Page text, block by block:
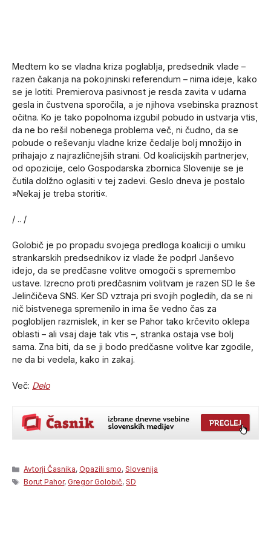
Medtem ko se vladna kriza poglablja, predsednik vlade –
razen čakanja na pokojninski referendum – nima ideje, kako
se je lotiti. Premierova pasivnost je resda zavita v udarna
gesla in čustvena sporočila, a je njihova vsebinska praznost
očitna. Ko je tako popolnoma izgubil pobudo in ustvarja vtis,
da ne bo rešil nobenega problema več, ni čudno, da se
pobude o reševanju vladne krize čedalje bolj množijo in
prihajajo z najrazličnejših strani. Od koalicijskih partnerjev,
od opozicije, celo Gospodarska zbornica Slovenije se je
čutila dolžno oglasiti v tej zadevi. Geslo dneva je postalo
»Nekaj je treba storiti«.
/ .. /
Golobič je po propadu svojega predloga koaliciji o umiku
strankarskih predsednikov iz vlade že podprl Janševo
idejo, da se predčasne volitve omogoči s spremembo
ustave. Izrecno proti predčasnim volitvam je razen SD le še
Jelinčičeva SNS. Ker SD vztraja pri svojih pogledih, da se ni
nič bistvenega spremenilo in ima še vedno čas za
poglobljen razmislek, in ker se Pahor tako krčevito oklepa
oblasti – ali vsaj daje tak vtis –, stranka ostaja vse bolj
sama. Zna biti, da se ji bodo predčasne volitve kar zgodile,
ne da bi vedela, kako in zakaj.
Več: Delo
Categories
Avtorji Časnika, Opazili smo,Slovenija
Tags
Borut Pahor, Gregor Golobič,SD